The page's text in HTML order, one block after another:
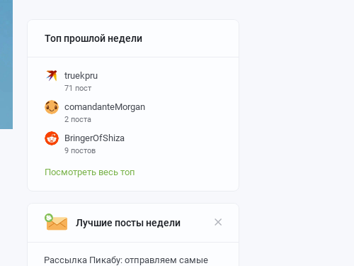
Топ прошлой недели
truekpru
71 пост
comandanteMorgan
2 поста
BringerOfShiza
9 постов
Посмотреть весь топ
Лучшие посты недели
Рассылка Пикабу: отправляем самые